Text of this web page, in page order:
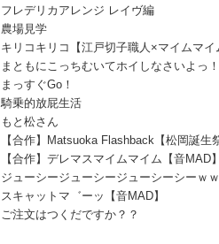
フレデリカアレンジ レイヴ編
農場見学
キリコキリコ【江戸切子職人×マイムマイ
まともにこっちむいてホイしなさいよっ！
まっすぐGo！
騎乗的放屁生活
もと松さん
【合作】Matsuoka Flashback【松岡誕生
【合作】デレマスマイムマイム【音MAD
ジューシージューシージューシーシーｗ
スキャットマ゛ーッ【音MAD】
ご注文はつくだですか？？